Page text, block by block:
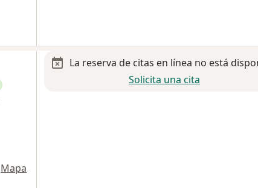
Mapa
La reserva de citas en línea no está
Solicita una cita